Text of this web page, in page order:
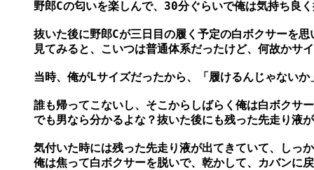
野郎Cの匂いを楽しんで、30分ぐらいで俺は気持ち良
抜いた後に野郎Cが三日目の履く予定の白ボクサーを思
見てみると、こいつは普通体系だったけど、何故かサ
当時、俺がLサイズだったから、「履けるんじゃない
誰も帰ってこないし、そこからしばらく俺は白ボクサ
でも男なら分かるよな？抜いた後にも残った先走り液
気付いた時には残った先走り液が出てきていて、しっ
俺は焦って白ボクサーを脱いで、乾かして、カバンに